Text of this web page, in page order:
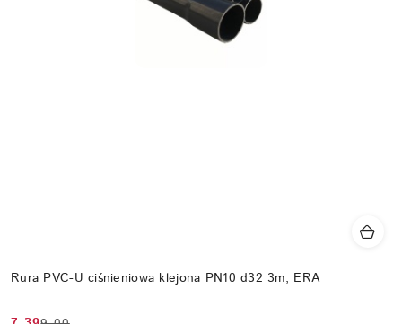
Rura PVC-U ciśnieniowa klejona PN10 d32 3m, ERA